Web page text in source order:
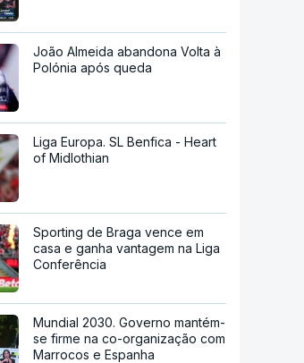
João Almeida abandona Volta à
Polónia após queda
Liga Europa. SL Benfica - Heart
of Midlothian
Sporting de Braga vence em
casa e ganha vantagem na Liga
Conferência
Mundial 2030. Governo mantém-
se firme na co-organização com
Marrocos e Espanha